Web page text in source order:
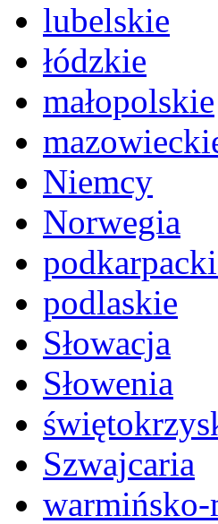
lubelskie
łódzkie
małopolskie
Niemcy
Norwegia
podlaskie
Słowacja
Słowenia
Szwajcaria
warmińsko-